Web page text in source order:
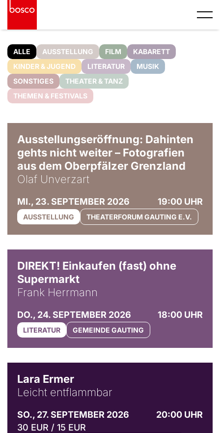
ALLE AUSSTELLUNG FILM
KABARETT
KINDER & JUGEND
LITERATUR
MUSIK
SONSTIGES
THEATER & TANZ
THEMEN & FESTIVALS
Ausstellungseröffnung: Dahinten
gehts nicht weiter – Fotografien
aus dem Oberpfälzer Grenzland
Olaf Unverzart
MI., 23. SEPTEMBER 2026 19:00 UHR
AUSSTELLUNG THEATERFORUM GAUTING E.V.
DIREKT! Einkaufen (fast) ohne
Supermarkt
Frank Herrmann
DO., 24. SEPTEMBER 2026 18:00 UHR
LITERATUR GEMEINDE GAUTING
Lara Ermer
Leicht entflammbar
SO., 27. SEPTEMBER 2026
20:00 UHR
30 EUR / 15 EUR